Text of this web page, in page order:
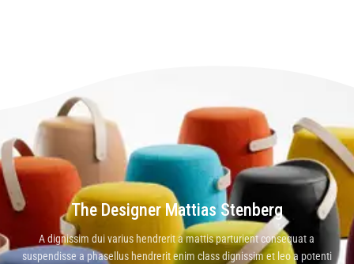
The Designer Mattias Stenberg
A dignissim dui varius hendrerit a mattis parturient consequat a
suspendisse a phasellus hendrerit enim class dignissim et leo a potenti